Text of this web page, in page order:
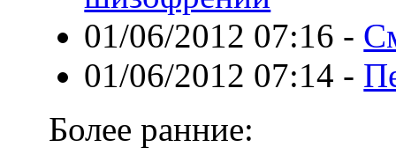
01/06/2012 07:16 -
01/06/2012 07:14 -
Более ранние: